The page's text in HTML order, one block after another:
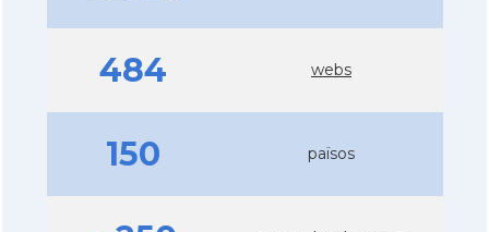
484 webs
150 països